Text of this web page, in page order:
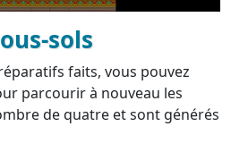
sols
faits, vous pouvez
parcourir à nouveau les
de quatre et sont générés